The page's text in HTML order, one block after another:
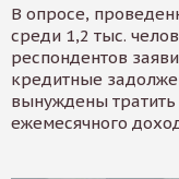
В опросе,
среди 1,2 тыс.
респондентов
кредитные
вынуждены
ежемесячного